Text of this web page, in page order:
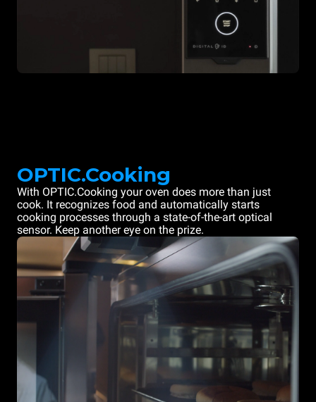
OPTIC.Cooking
With OPTIC.Cooking your oven does more than just
cook. It recognizes food and automatically starts
cooking processes through a state-of-the-art optical
sensor. Keep another eye on the prize.